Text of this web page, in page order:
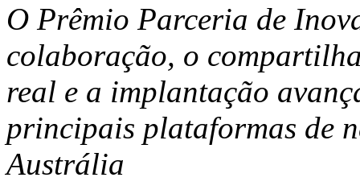
O Prêmio Parceria de
colaboração, o
real e a implantação
principais plataformas de
Austrália